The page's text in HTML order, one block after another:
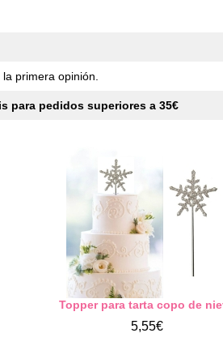
primera opinión.
para pedidos superiores a 35€
Topper para tarta copo de
5,55€